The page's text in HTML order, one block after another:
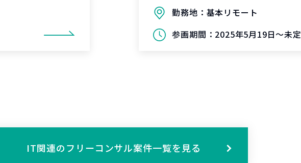
勤務地： 基本リモート
参画期間： 2025年5月19日～未定
IT関連のフリーコンサル案件一覧を見る